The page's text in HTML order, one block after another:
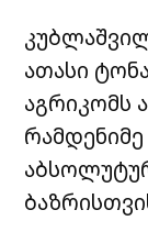
ათასი
აგრიკომს